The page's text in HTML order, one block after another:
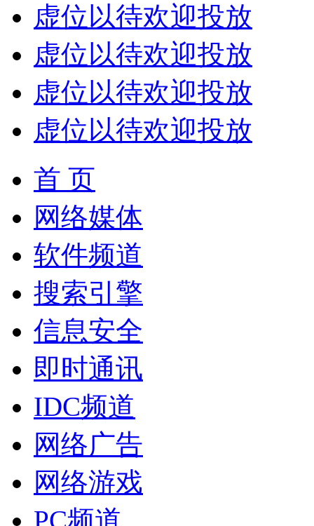
虚位以待欢迎投放
虚位以待欢迎投放
虚位以待欢迎投放
虚位以待欢迎投放
首 页
网络媒体
软件频道
搜索引擎
信息安全
即时通讯
IDC频道
网络广告
网络游戏
PC频道